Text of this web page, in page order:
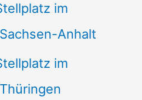
im
Anhalt
im